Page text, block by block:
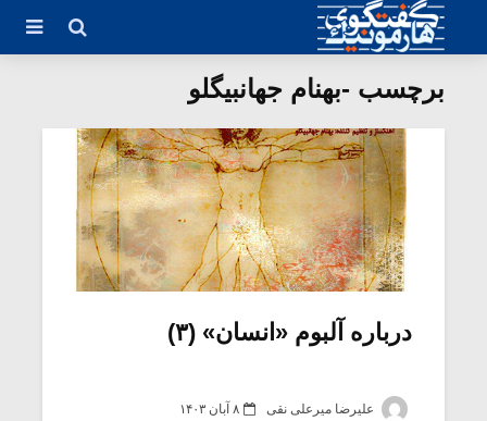
برچسب -بهنام جهانبیگلو
درباره آلبوم «انسان» (۳)
علیرضا میرعلی نقی ۸ آبان ۱۴۰۳